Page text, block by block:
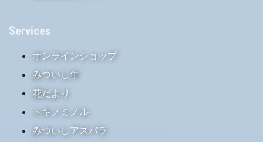
Services
オンラインショップ
みついし牛
花だより
トキノミノル
みついしアスパラ